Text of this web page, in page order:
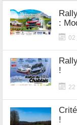
:
02
!
22
!